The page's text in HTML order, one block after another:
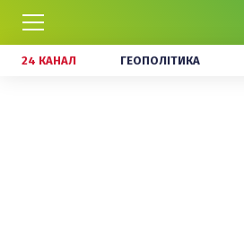
24 КАНАЛ ГЕОПОЛІТИКА